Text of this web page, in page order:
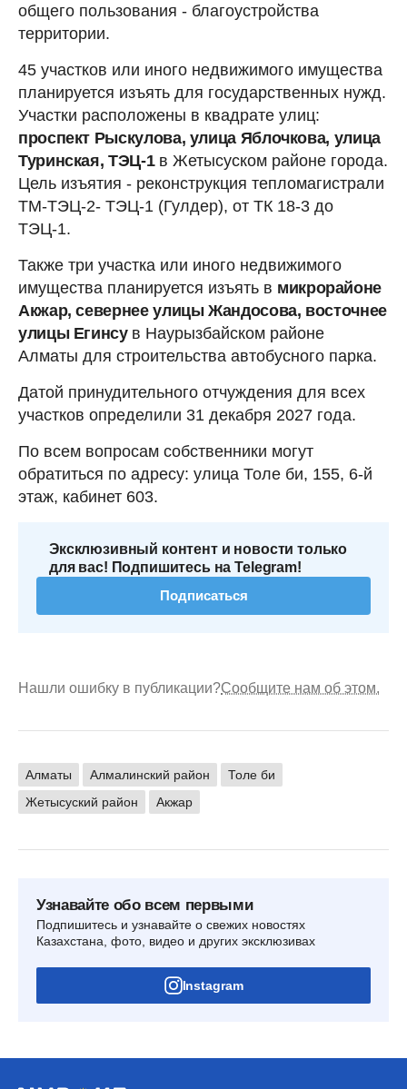
общего пользования - благоустройства
территории.
45 участков или иного недвижимого имущества
планируется изъять для государственных нужд.
Участки расположены в квадрате улиц:
проспект Рыскулова, улица Яблочкова, улица
Туринская, ТЭЦ-1 в Жетысуском районе города.
Цель изъятия - реконструкция тепломагистрали
ТМ-ТЭЦ-2- ТЭЦ-1 (Гулдер), от ТК 18-3 до
ТЭЦ-1.
Также три участка или иного недвижимого
имущества планируется изъять в микрорайоне
Акжар, севернее улицы Жандосова, восточнее
улицы Егинсу в Наурызбайском районе
Алматы для строительства автобусного парка.
Датой принудительного отчуждения для всех
участков определили 31 декабря 2027 года.
По всем вопросам собственники могут
обратиться по адресу: улица Толе би, 155, 6-й
этаж, кабинет 603.
Эксклюзивный контент и новости только
для вас! Подпишитесь на Telegram!
Подписаться
Нашли ошибку в публикации?Сообщите нам об этом.
Алматы Алмалинский район
Толе би
Жетысуский район
Акжар
Узнавайте обо всем первыми
Подпишитесь и узнавайте о свежих новостях
Казахстана, фото, видео и других эксклюзивах
Instagram